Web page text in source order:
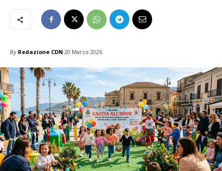
By Redazione CDN 20 Marzo 2026